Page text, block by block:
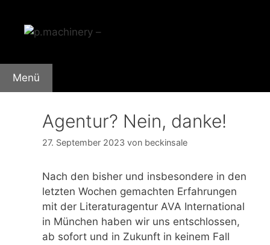
Inhalt
springen
Menü
Agentur? Nein, danke!
27. September 2023 von beckinsale
Nach den bisher und insbesondere in den
letzten Wochen gemachten Erfahrungen
mit der Literaturagentur AVA International
in München haben wir uns entschlossen,
ab sofort und in Zukunft in keinem Fall